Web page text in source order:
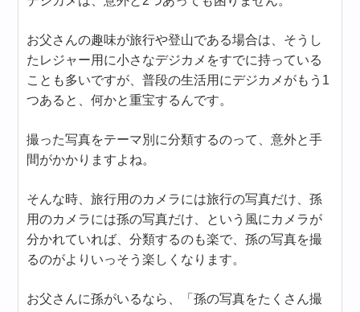
お父さんの趣味が旅行や登山である場合は、そうし
たレジャー用に小さなデジカメをすでに持っている
ことも多いですが、普段の生活用にデジカメがもう1
つあると、何かと重宝するんです。
撮った写真をテーマ別に分類するのって、意外と手
間がかかりますよね。
そんな時、旅行用のカメラには旅行の写真だけ、孫
用のカメラには孫の写真だけ、という風にカメラが
分かれていれば、分類するのも楽で、孫の写真を撮
るのがよりいっそう楽しくなります。
お父さんに孫がいるなら、「孫の写真をたくさん撮